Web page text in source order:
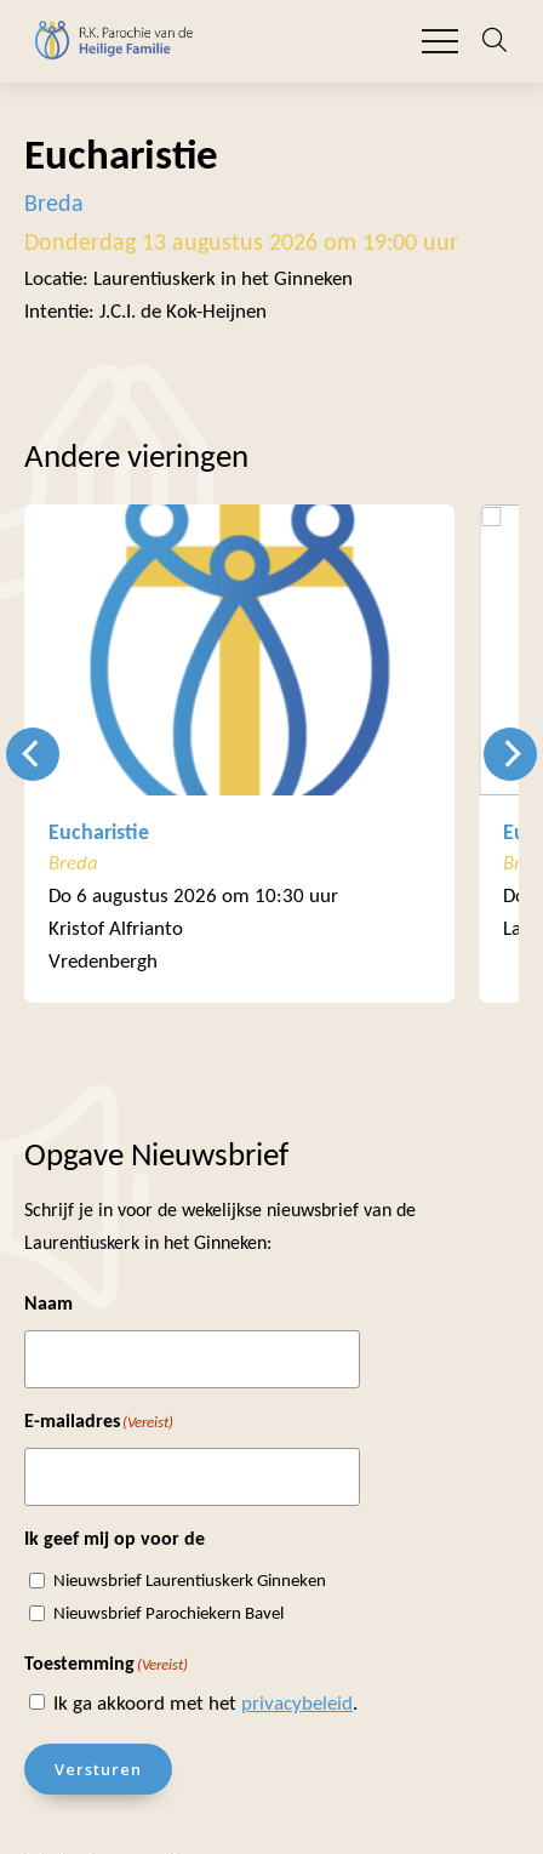
Eucharistie
Breda
Donderdag 13 augustus 2026 om 19:00 uur
Locatie: Laurentiuskerk in het Ginneken
Intentie: J.C.I. de Kok-Heijnen
Andere vieringen
Eucharistie
Breda
Do 6 augustus 2026 om 10:30 uur
Kristof Alfrianto
Vredenbergh
Do
Opgave Nieuwsbrief
Schrijf je in voor de wekelijkse nieuwsbrief van de
Laurentiuskerk in het Ginneken:
Naam
E-mailadres (Vereist)
Ik geef mij op voor de
Nieuwsbrief Laurentiuskerk Ginneken
Nieuwsbrief Parochiekern Bavel
Toestemming (Vereist)
Ik ga akkoord met het privacybeleid.
Versturen